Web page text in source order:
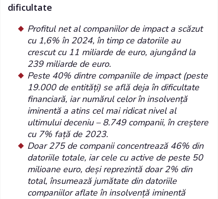
dificultate
Profitul net al companiilor de impact a scăzut
cu 1,6% în 2024, în timp ce datoriile au
crescut cu 11 miliarde de euro, ajungând la
239 miliarde de euro.
Peste 40% dintre companiile de impact (peste
19.000 de entități) se află deja în dificultate
financiară, iar numărul celor în insolvență
iminentă a atins cel mai ridicat nivel al
ultimului deceniu – 8.749 companii, în creștere
cu 7% față de 2023.
Doar 275 de companii concentrează 46% din
datoriile totale, iar cele cu active de peste 50
milioane euro, deși reprezintă doar 2% din
total, însumează jumătate din datoriile
companiilor aflate în insolvență iminentă